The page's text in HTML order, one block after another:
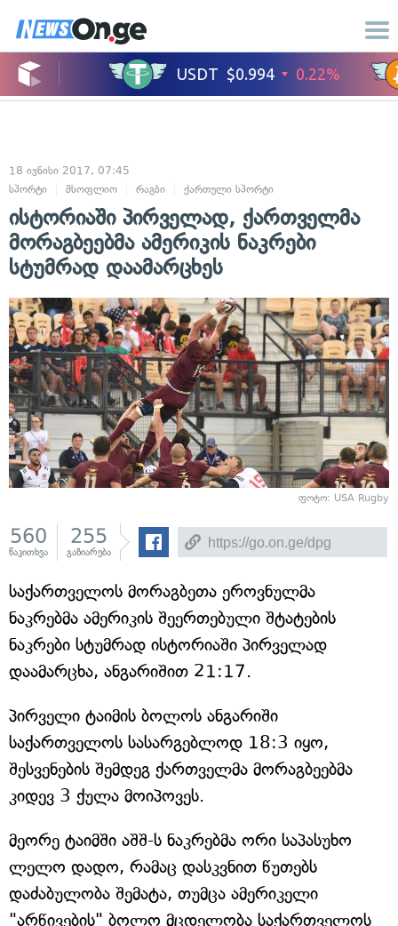
18 ივნისი 2017, 07:45
სპორტი
მსოფლიო რაგბი ქართული სპორტი
ისტორიაში პირველად, ქართველმა
მორაგბეებმა ამერიკის ნაკრები
სტუმრად დაამარცხეს
ფოტო: USA Rugby
560
წაკითხვა
255
გაზიარება
საქართველოს მორაგბეთა ეროვნულმა
ნაკრებმა ამერიკის შეერთებული შტატების
ნაკრები სტუმრად ისტორიაში პირველად
დაამარცხა, ანგარიშით 21:17.
პირველი ტაიმის ბოლოს ანგარიში
საქართველოს სასარგებლოდ 18:3 იყო,
შესვენების შემდეგ ქართველმა მორაგბეებმა
კიდევ 3 ქულა მოიპოვეს.
მეორე ტაიმში აშშ-ს ნაკრებმა ორი საპასუხო
ლელო დადო, რამაც დასკვნით წუთებს
დაძაბულობა შემატა, თუმცა ამერიკელი
"არწივების" ბოლო მცდელობა საქართველოს